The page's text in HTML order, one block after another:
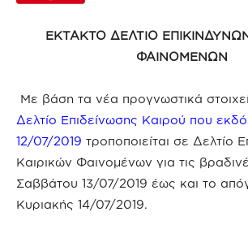
ΕΚΤΑΚΤΟ ΔΕΛΤΙΟ
ΦΑΙΝΟΜΕΝΩΝ
Με βάση τα νέα προγνωστικά
Δελτίο Επιδείνωσης Καιρού που
12/07/2019 τροποποιείται σε Δελτίο
Καιρικών Φαινομένων για τις
Σαββάτου 13/07/2019 έως και το
Κυριακής 14/07/2019.